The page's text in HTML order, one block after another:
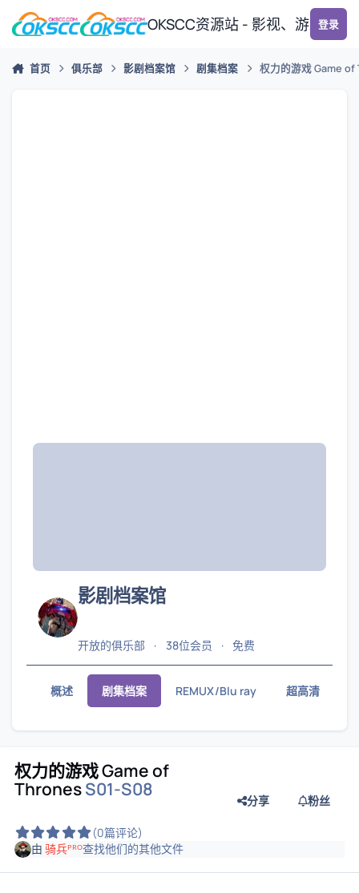
跳转到帖子
OKSCC资源站 - 影视、游戏、
登录
首页 俱乐部 影剧档案馆 剧集档案 权力的游戏 Game
影剧档案馆
开放的俱乐部 38位会员 免费
概述 剧集档案 REMUX/Blu ray 超高清
权力的游戏 Game of
ThronesS01-S08
(0篇评论)
分享 粉丝
由骑兵ᴾᴿᴼ查找他们的其他文件